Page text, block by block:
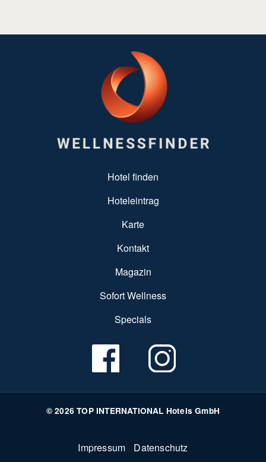
Hotel finden
Hoteleintrag
Karte
Kontakt
Magazin
Sofort Wellness
Specials
© 2026 TOP INTERNATIONAL Hotels GmbH
FußzeileImpressum Datenschutz